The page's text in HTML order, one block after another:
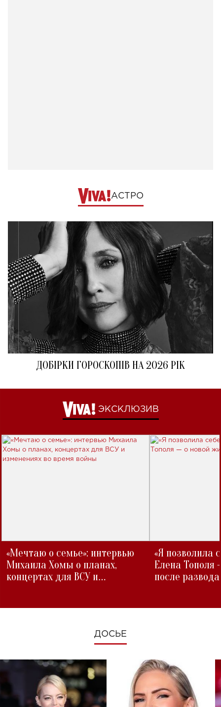
АСТРО
ДОБІРКИ ГОРОСКОПІВ НА 2026 РІК
ЭКСКЛЮЗИВ
«Мечтаю о семье»: интервью
Михаила Хомы о планах,
концертах для ВСУ и
«Я позволила
Елена Тополя
после развода
ДОСЬЕ